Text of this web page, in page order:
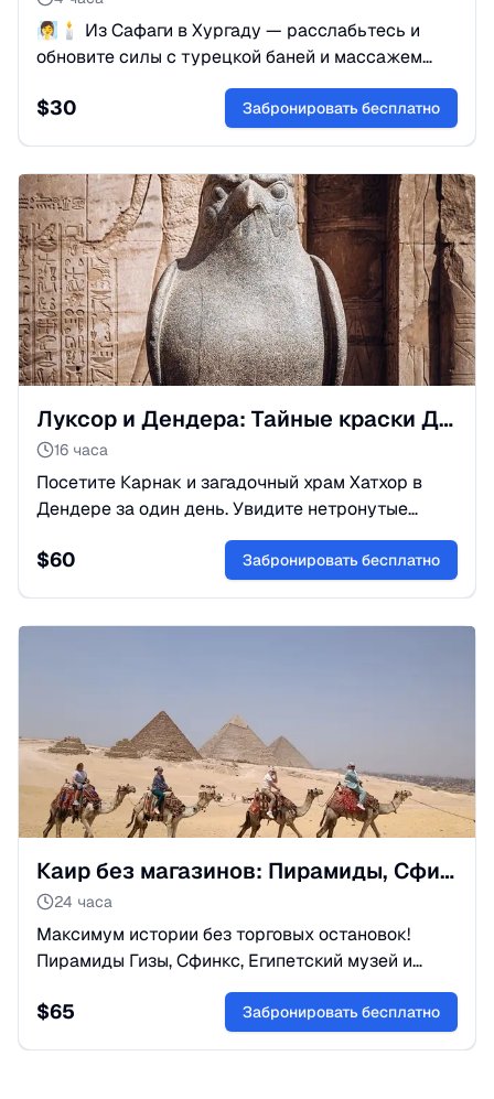
🧖‍♀️🕯 Из Сафаги в Хургаду — расслабьтесь и
обновите силы с турецкой баней и массажем
всего тела (2,5–3 часа).
$30 Забронировать бесплатно
Луксор и Дендера: Тайные краски Древнего Египта
16 часа
Посетите Карнак и загадочный храм Хатхор в
Дендере за один день. Увидите нетронутые
временем лазурные потолки и зодиак.
Эксклюзивный маршрут из Хургады.
$60 Забронировать бесплатно
Каир без магазинов: Пирамиды, Сфинкс и Музей за день
24 часа
Максимум истории без торговых остановок!
Пирамиды Гизы, Сфинкс, Египетский музей и
прогулка по Нилу. Отличная организация и
только главные достопримечательности.
$65 Забронировать бесплатно